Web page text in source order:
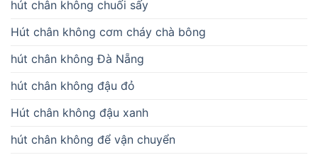
hút chân không chuối sấy
Hút chân không cơm cháy chà bông
hút chân không Đà Nẵng
hút chân không đậu đỏ
Hút chân không đậu xanh
hút chân không để vận chuyển